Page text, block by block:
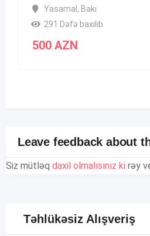
Yasamal , Bakı
291 Dəfə baxılıb
500 AZN
Leave feedback about
Siz mütləq daxil olmalısınız ki rəy
Təhlükəsiz Alışveriş